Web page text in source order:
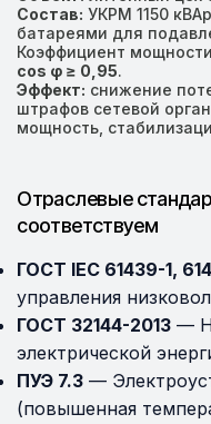
Состав: УКРМ 1150
батареями для
Коэффициент
cos φ ≥ 0,95.
Эффект: снижение
штрафов сетевой
мощность,
Отраслевые
соответствуем
ГОСТ IEC 61439-1,
управления
ГОСТ 32144-2013 —
электрической
ПУЭ 7.3 —
(повышенная